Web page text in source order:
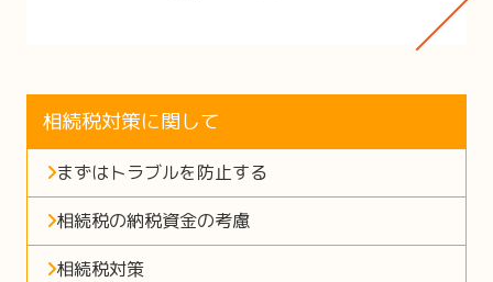
相続税対策に関して
まずはトラブルを防止する
相続税の納税資金の考慮
相続税対策